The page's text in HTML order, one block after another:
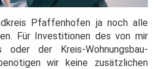
Pfaffenhofen ja noch alle
Für Investitionen des von mir
oder der Kreis-Wohnungsbau-
wir keine zusätzlichen